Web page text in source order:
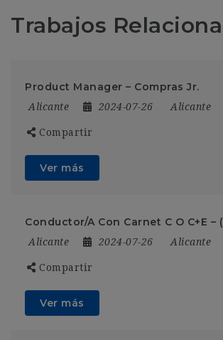
Trabajos
Product Manager – Compras Jr.
Alicante 2024-07-26 Alicante
Compartir
Ver más
Conductor/A Con Carnet C O C+E –
Alicante 2024-07-26 Alicante
Compartir
Ver más